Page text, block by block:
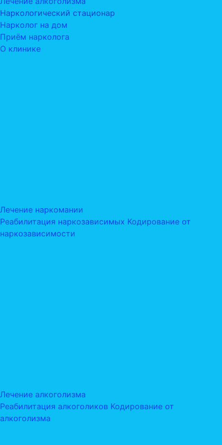
Наркологический стационар
Нарколог на дом
Приём нарколога
О клинике
Лечение наркомании
Реабилитация наркозависимых Кодирование от
наркозависимости
Лечение алкоголизма
Реабилитация алкоголиков Кодирование от
алкоголизма